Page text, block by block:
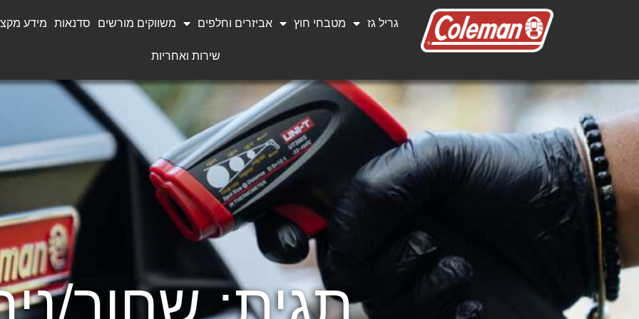
גריל גז מטבחי חוץ אביזרים וחלפים משווקים מורשים סדנאות מידע
שירות ואחריות
תגית: שחור/